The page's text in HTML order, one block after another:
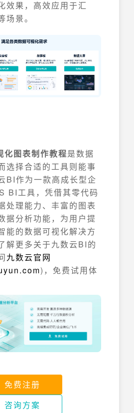
效果，高效应用于汇
场景。
图表制作教程是数据
选择合适的工具则能事
BI作为一款高成长型企
BI工具，凭借其零代码
处理能力、丰富的图表
据分析功能，为用户提
能的数据可视化解决方
解更多关于九数云BI的
九数云官网
)，免费试用体
免费注册
咨询方案